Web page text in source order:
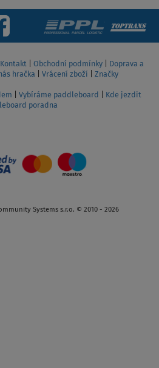
ZOBRAZIT
Kontakt Obchodní podmínky
Doprava a
hračka Vrácení zboží
Značky
Vybíráme paddleboard
Kde jezdit
poradna
Systems s.r.o. © 2010 - 2026